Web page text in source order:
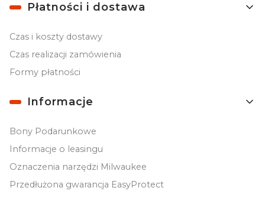
Płatności i dostawa
Czas i koszty dostawy
Czas realizacji zamówienia
Formy płatności
Informacje
Bony Podarunkowe
Informacje o leasingu
Oznaczenia narzędzi Milwaukee
Przedłużona gwarancja EasyProtect